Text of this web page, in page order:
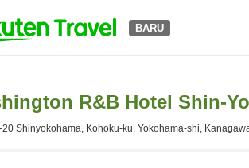
BARU
R&B Hotel Shin-
20 Shinyokohama, Kohoku-ku, Yokohama-shi,